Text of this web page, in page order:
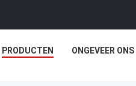
PRODUCTEN ONGEVEER ONS